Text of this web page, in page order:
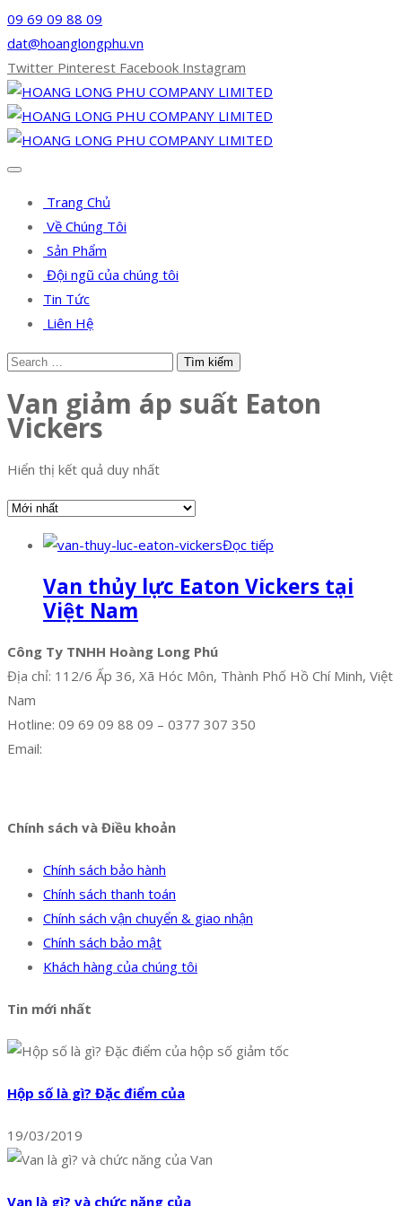
09 69 09 88 09
dat@hoanglongphu.vn
Twitter Pinterest Facebook Instagram
Trang Chủ
Về Chúng Tôi
Sản Phẩm
Đội ngũ của chúng tôi
Tin Tức
Liên Hệ
Van giảm áp suất Eaton
Vickers
Hiển thị kết quả duy nhất
Đọc tiếp
Van thủy lực Eaton Vickers tại
Việt Nam
Công Ty TNHH Hoàng Long Phú
Địa chỉ: 112/6 Ấp 36, Xã Hóc Môn, Thành Phố Hồ Chí Minh, Việt
Nam
Hotline: 09 69 09 88 09 – 0377 307 350
Email:
Chính sách và Điều khoản
Chính sách bảo hành
Chính sách thanh toán
Chính sách vận chuyển & giao nhận
Chính sách bảo mật
Khách hàng của chúng tôi
Tin mới nhất
Hộp số là gì? Đặc điểm của
19/03/2019
Van là gì? và chức năng của